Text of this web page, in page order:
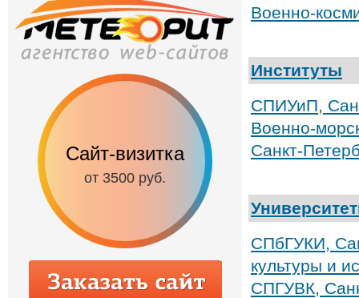
Военно-
Институты
СПИУиП,
Военно-
Санкт-
СПбГУКИ,
культуры и
СПГУВК,
Сайт-визитка
от 3500 руб.
Сайт с